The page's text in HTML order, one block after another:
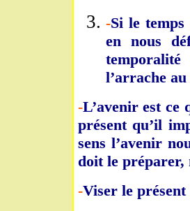
-Si le
en nous
temporalité
l’arrache
-L’avenir est ce
présent qu’il
sens l’avenir
doit le préparer,
-Viser le présent